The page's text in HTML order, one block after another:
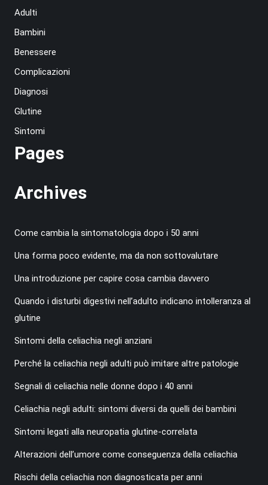
Adulti
Bambini
Benessere
Complicazioni
Diagnosi
Glutine
Sintomi
Pages
Archives
Come cambia la sintomatologia dopo i 50 anni
Una forma poco evidente, ma da non sottovalutare
Una introduzione per capire cosa cambia davvero
Quando i disturbi digestivi nell’adulto indicano intolleranza al
glutine
Sintomi della celiachia negli anziani
Perché la celiachia negli adulti può imitare altre patologie
Segnali di celiachia nelle donne dopo i 40 anni
Celiachia negli adulti: sintomi diversi da quelli dei bambini
Sintomi legati alla neuropatia glutine-correlata
Alterazioni dell’umore come conseguenza della celiachia
Rischi della celiachia non diagnosticata per anni